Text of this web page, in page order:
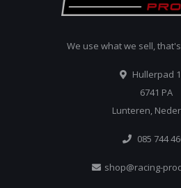
We use what we sell,
Hullerpad
6741 PA
Lunteren,
085 744
shop@racing-